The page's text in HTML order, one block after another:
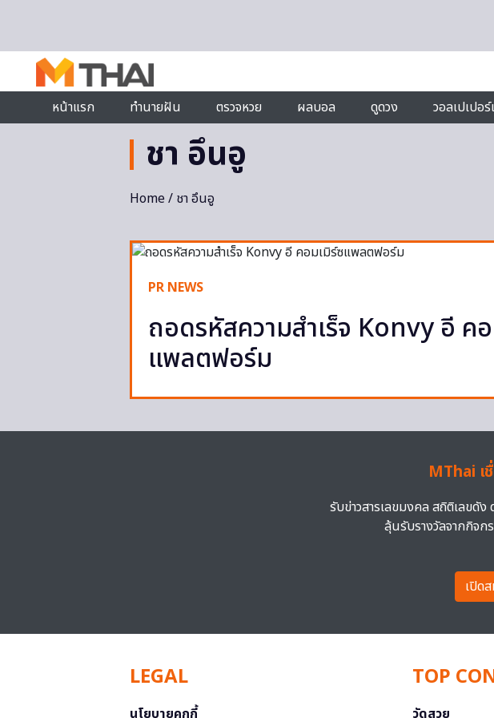
หน้าแรก ทำนายฝัน ตรวจหวย ผลบอล ดูดวง วอลเปเปอ
ชา อึนอู
Home/ ชา อึนอู
PR NEWS
ถอดรหัสความสำเร็จ Konvy อี ค
แพลตฟอร์ม
MThai เ
รับข่าวสารเลขมงคล สถิติเลขดัง
ลุ้นรับรางวัลจากกิจก
เปิด
LEGAL
นโยบายคุกกี้
TOP
วัดสวย